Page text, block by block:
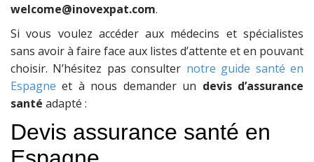
welcome@inovexpat.com.
Si vous voulez accéder aux médecins et spécialistes
sans avoir à faire face aux listes d’attente et en pouvant
choisir. N’hésitez pas consulter notre guide santé en
Espagne et à nous demander un devis d’assurance
santé adapté :